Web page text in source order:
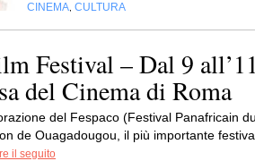
CINEMA CULTURA
Festival – Dal 9
del Cinema di Roma
del Fespaco (Festival Panafricain
de Ouagadougou, il più importante
il seguito